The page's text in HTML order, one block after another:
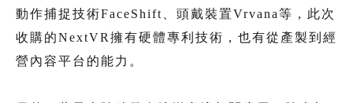
動作捕捉技術FaceShift、頭戴裝置Vrvana等，此次
收購的NextVR擁有硬體專利技術，也有從產製到經
營內容平台的能力。